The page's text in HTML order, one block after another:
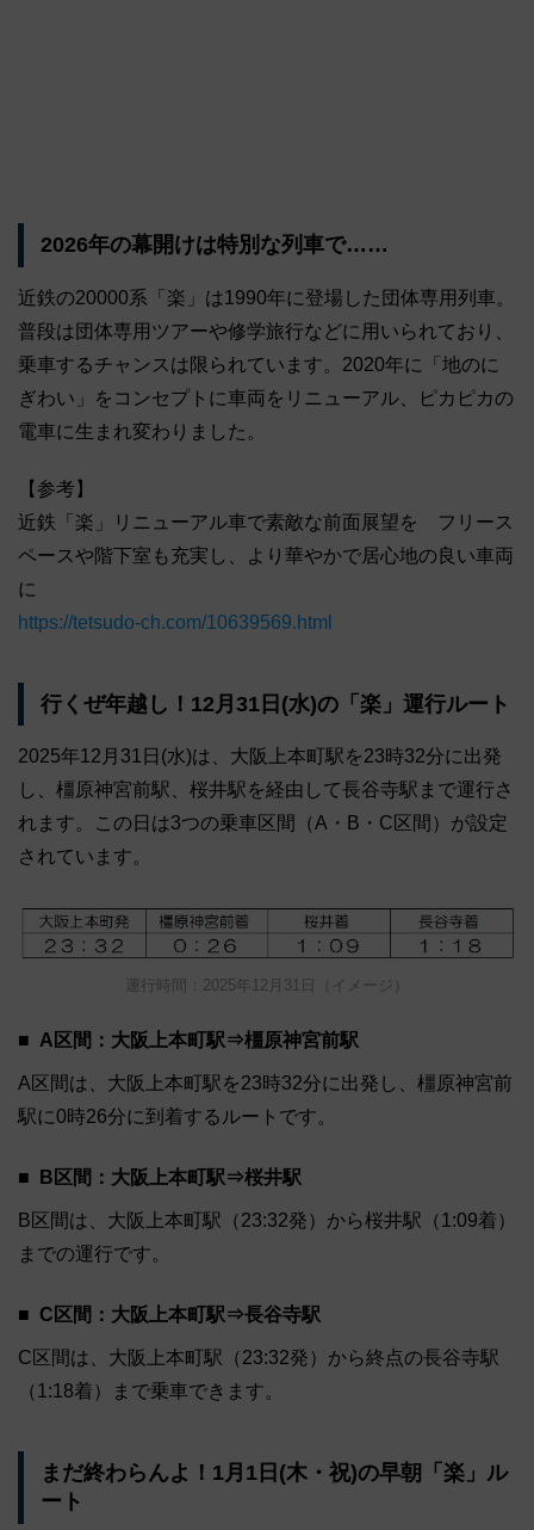
2026年の幕開けは特別な列車で……
近鉄の20000系「楽」は1990年に登場した団体専用列車。
普段は団体専用ツアーや修学旅行などに用いられており、
乗車するチャンスは限られています。2020年に「地のに
ぎわい」をコンセプトに車両をリニューアル、ピカピカの
電車に生まれ変わりました。
【参考】
近鉄「楽」リニューアル車で素敵な前面展望を フリース
ペースや階下室も充実し、より華やかで居心地の良い車両
に
https://tetsudo-ch.com/10639569.html
行くぜ年越し！12月31日(水)の「楽」運行ルート
2025年12月31日(水)は、大阪上本町駅を23時32分に出発
し、橿原神宮前駅、桜井駅を経由して長谷寺駅まで運行さ
れます。この日は3つの乗車区間（A・B・C区間）が設定
されています。
運行時間：2025年12月31日（イメージ）
A区間：大阪上本町駅⇒橿原神宮前駅
A区間は、大阪上本町駅を23時32分に出発し、橿原神宮前
駅に0時26分に到着するルートです。
B区間：大阪上本町駅⇒桜井駅
B区間は、大阪上本町駅（23:32発）から桜井駅（1:09着）
までの運行です。
C区間：大阪上本町駅⇒長谷寺駅
C区間は、大阪上本町駅（23:32発）から終点の長谷寺駅
（1:18着）まで乗車できます。
まだ終わらんよ！1月1日(木・祝)の早朝「楽」ル
ート